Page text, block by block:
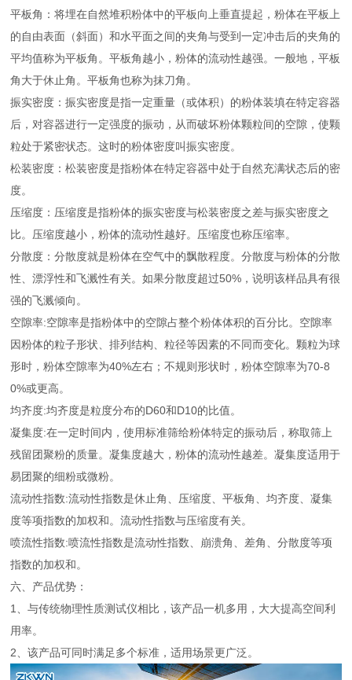
平板角：将埋在自然堆积粉体中的平板向上垂直提起，粉体在平板上
的自由表面（斜面）和水平面之间的夹角与受到一定冲击后的夹角的
平均值称为平板角。平板角越小，粉体的流动性越强。一般地，平板
角大于休止角。平板角也称为抹刀角。
振实密度：振实密度是指一定重量（或体积）的粉体装填在特定容器
后，对容器进行一定强度的振动，从而破坏粉体颗粒间的空隙，使颗
粒处于紧密状态。这时的粉体密度叫振实密度。
松装密度：松装密度是指粉体在特定容器中处于自然充满状态后的密
度。
压缩度：压缩度是指粉体的振实密度与松装密度之差与振实密度之
比。压缩度越小，粉体的流动性越好。压缩度也称压缩率。
分散度：分散度就是粉体在空气中的飘散程度。分散度与粉体的分散
性、漂浮性和飞溅性有关。如果分散度超过50%，说明该样品具有很
强的飞溅倾向。
空隙率:空隙率是指粉体中的空隙占整个粉体体积的百分比。空隙率
因粉体的粒子形状、排列结构、粒径等因素的不同而变化。颗粒为球
形时，粉体空隙率为40%左右；不规则形状时，粉体空隙率为70-8
0%或更高。
均齐度:均齐度是粒度分布的D60和D10的比值。
凝集度:在一定时间内，使用标准筛给粉体特定的振动后，称取筛上
残留团聚粉的质量。凝集度越大，粉体的流动性越差。凝集度适用于
易团聚的细粉或微粉。
流动性指数:流动性指数是休止角、压缩度、平板角、均齐度、凝集
度等项指数的加权和。流动性指数与压缩度有关。
喷流性指数:喷流性指数是流动性指数、崩溃角、差角、分散度等项
指数的加权和。
六、产品优势：
1、与传统物理性质测试仪相比，该产品一机多用，大大提高空间利
用率。
2、该产品可同时满足多个标准，适用场景更广泛。